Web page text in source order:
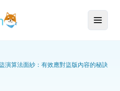
演算法面紗：有效應對盜版內容的秘訣